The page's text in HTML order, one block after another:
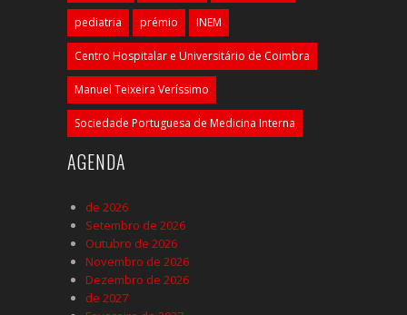
pediatria prémio INEM
Centro Hospitalar e Universitário de Coimbra
Manuel Teixeira Veríssimo
Sociedade Portuguesa de Medicina Interna
AGENDA
de 2026
Setembro de 2026
Outubro de 2026
Novembro de 2026
Dezembro de 2026
de 2027